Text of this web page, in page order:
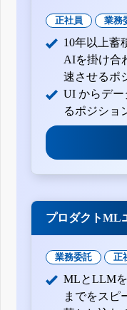
正社員 業務
10年以上蓄
AIを掛け合
速させるポ
UI からデ
るポジショ
プロダクトML
業務委託 正
MLとLLM
までをスピ